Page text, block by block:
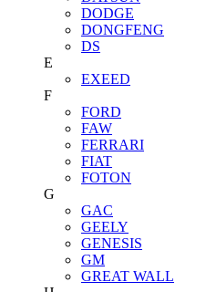
DODGE
DONGFENG
DS
E
EXEED
F
FORD
FAW
FERRARI
FIAT
FOTON
G
GAC
GEELY
GENESIS
GM
GREAT WALL